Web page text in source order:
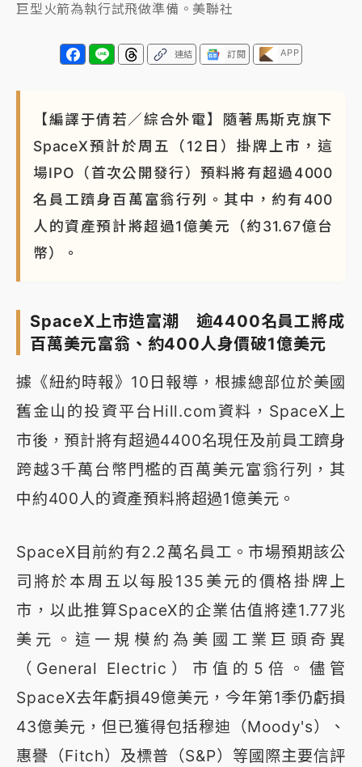
巨型火箭為執行試飛做準備。美聯社
連結 訂閱 APP
【編譯于倩若／綜合外電】隨著馬斯克旗下
SpaceX預計於周五（12日）掛牌上市，這
場IPO（首次公開發行）預料將有超過4000
名員工躋身百萬富翁行列。其中，約有400
人的資產預計將超過1億美元（約31.67億台
幣）。
SpaceX上市造富潮 逾4400名員工將成
百萬美元富翁、約400人身價破1億美元
據《紐約時報》10日報導，根據總部位於美國
舊金山的投資平台Hill.com資料，SpaceX上
市後，預計將有超過4400名現任及前員工躋身
跨越3千萬台幣門檻的百萬美元富翁行列，其
中約400人的資產預料將超過1億美元。
SpaceX目前約有2.2萬名員工。市場預期該公
司將於本周五以每股135美元的價格掛牌上
市，以此推算SpaceX的企業估值將達1.77兆
美元。這一規模約為美國工業巨頭奇異
（General Electric）市值的5倍。儘管
SpaceX去年虧損49億美元，今年第1季仍虧損
43億美元，但已獲得包括穆迪（Moody's）、
惠譽（Fitch）及標普（S&P）等國際主要信評